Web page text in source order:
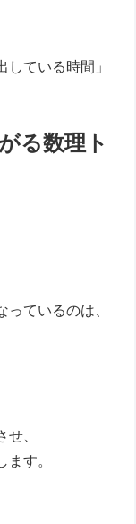
している時間」
る数理ト
ているのは、
せ、
す。